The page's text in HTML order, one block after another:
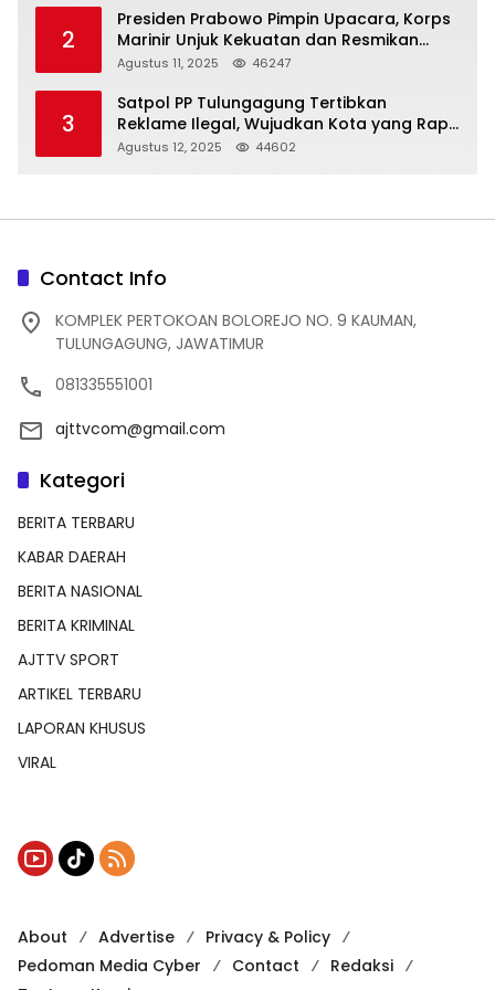
2
Presiden Prabowo Pimpin Upacara, Korps
Marinir Unjuk Kekuatan dan Resmikan
Struktur Baru
Agustus 11, 2025 46247
3
Satpol PP Tulungagung Tertibkan
Reklame Ilegal, Wujudkan Kota yang Rapi
dan Indah
Agustus 12, 2025 44602
Contact Info
KOMPLEK PERTOKOAN BOLOREJO NO. 9 KAUMAN,
TULUNGAGUNG, JAWATIMUR
081335551001
ajttvcom@gmail.com
Kategori
BERITA TERBARU
KABAR DAERAH
BERITA NASIONAL
BERITA KRIMINAL
AJTTV SPORT
ARTIKEL TERBARU
LAPORAN KHUSUS
VIRAL
About Advertise
Privacy & Policy
Pedoman Media Cyber
Contact
Redaksi